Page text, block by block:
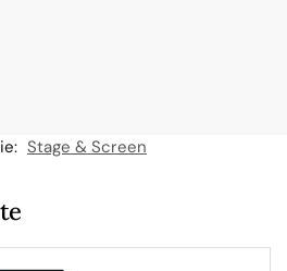
Stage & Screen